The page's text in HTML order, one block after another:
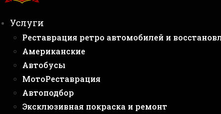
Услуги
Реставрация ретро автомобилей и
Американские
Автобусы
МотоРеставрация
Автоподбор
Эксклюзивная покраска и ремонт